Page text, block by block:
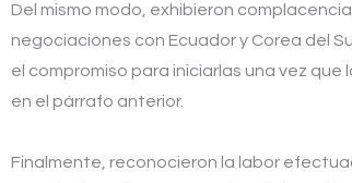
Del mismo modo, exhibieron
negociaciones con Ecuador y Corea del
el compromiso para iniciarlas una vez
en el párrafo anterior.
Finalmente, reconocieron la labor